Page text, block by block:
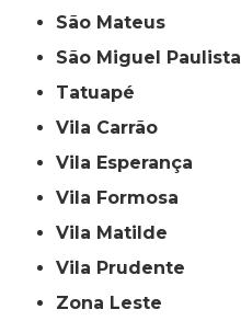
São Mateus
São Miguel Paulista
Tatuapé
Vila Carrão
Vila Esperança
Vila Formosa
Vila Matilde
Vila Prudente
Zona Leste